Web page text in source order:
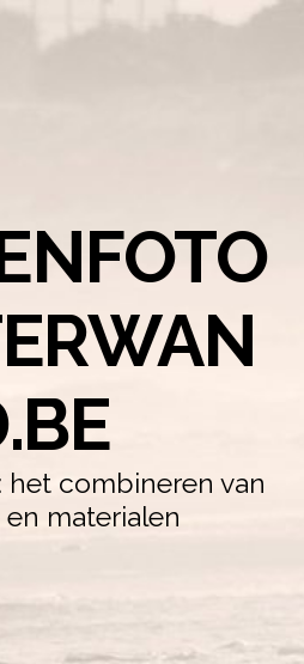
het combineren van
materialen